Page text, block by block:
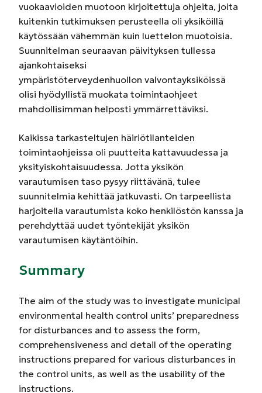
vuokaavioiden muotoon kirjoitettuja ohjeita, joita
kuitenkin tutkimuksen perusteella oli yksiköillä
käytössään vähemmän kuin luettelon muotoisia.
Suunnitelman seuraavan päivityksen tullessa
ajankohtaiseksi
ympäristöterveydenhuollon valvontayksiköissä
olisi hyödyllistä muokata toimintaohjeet
mahdollisimman helposti ymmärrettäviksi.
Kaikissa tarkasteltujen häiriötilanteiden
toimintaohjeissa oli puutteita kattavuudessa ja
yksityiskohtaisuudessa. Jotta yksikön
varautumisen taso pysyy riittävänä, tulee
suunnitelmia kehittää jatkuvasti. On tarpeellista
harjoitella varautumista koko henkilöstön kanssa ja
perehdyttää uudet työntekijät yksikön
varautumisen käytäntöihin.
Summary
The aim of the study was to investigate municipal
environmental health control units’ preparedness
for disturbances and to assess the form,
comprehensiveness and detail of the operating
instructions prepared for various disturbances in
the control units, as well as the usability of the
instructions.